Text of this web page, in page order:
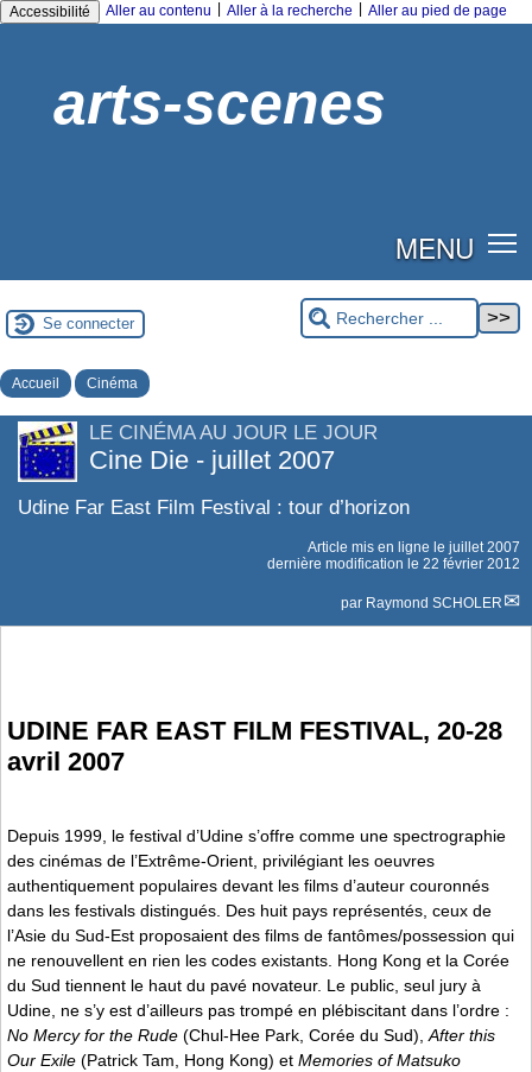
Accessibilité Aller au contenu Aller à la recherche Aller au pied de page
arts-scenes
MENU
Se connecter
Accueil Cinéma
LE CINÉMA AU JOUR LE JOUR
Cine Die - juillet 2007
Udine Far East Film Festival : tour d’horizon
Article mis en ligne le juillet 2007
dernière modification le 22 février 2012
par Raymond SCHOLER
UDINE FAR EAST FILM FESTIVAL, 20-28
avril 2007
Depuis 1999, le festival d’Udine s’offre comme une spectrographie
des cinémas de l’Extrême-Orient, privilégiant les oeuvres
authentiquement populaires devant les films d’auteur couronnés
dans les festivals distingués. Des huit pays représentés, ceux de
l’Asie du Sud-Est proposaient des films de fantômes/possession qui
ne renouvellent en rien les codes existants. Hong Kong et la Corée
du Sud tiennent le haut du pavé novateur. Le public, seul jury à
Udine, ne s’y est d’ailleurs pas trompé en plébiscitant dans l’ordre :
No Mercy for the Rude (Chul-Hee Park, Corée du Sud),After this
Our Exile (Patrick Tam, Hong Kong) et Memories of Matsuko